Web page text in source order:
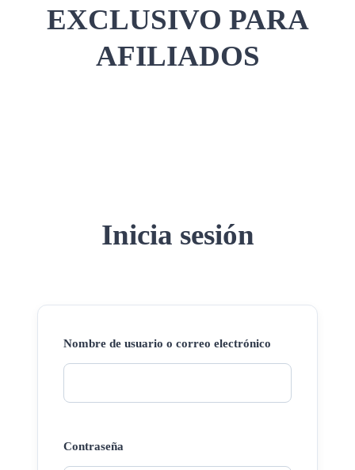
EXCLUSIVO PARA
AFILIADOS
Inicia sesión
Nombre de usuario o correo electrónico
Contraseña